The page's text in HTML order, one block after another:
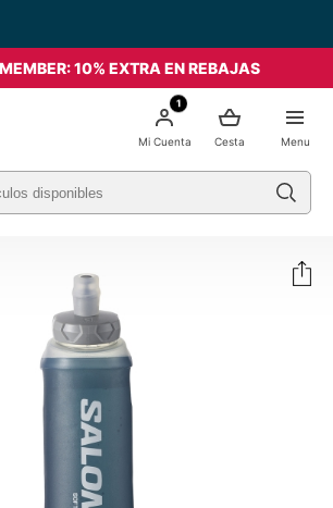
10% EXTRA EN REBAJAS
Menu
Cesta
1
Mi Cuenta